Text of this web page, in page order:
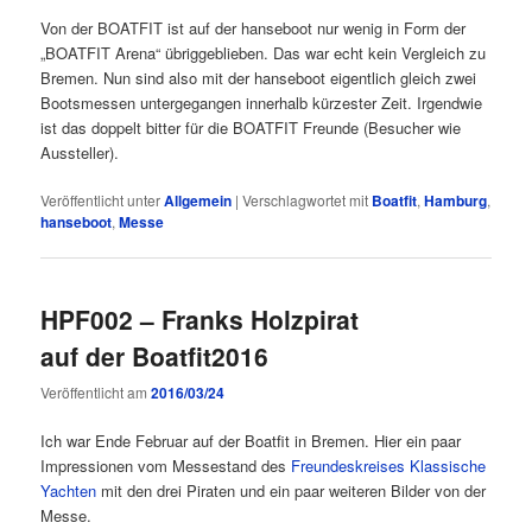
Von der BOATFIT ist auf der hanseboot nur wenig in Form der
„BOATFIT Arena“ übriggeblieben. Das war echt kein Vergleich zu
Bremen. Nun sind also mit der hanseboot eigentlich gleich zwei
Bootsmessen untergegangen innerhalb kürzester Zeit. Irgendwie
ist das doppelt bitter für die BOATFIT Freunde (Besucher wie
Aussteller).
Veröffentlicht unterAllgemein |Verschlagwortet mit Boatfit,Hamburg,
hanseboot,Messe
HPF002 – Franks Holzpirat
auf der Boatfit2016
Veröffentlicht am2016/03/24
Ich war Ende Februar auf der Boatfit in Bremen. Hier ein paar
Impressionen vom Messestand des Freundeskreises Klassische
Yachten mit den drei Piraten und ein paar weiteren Bilder von der
Messe.